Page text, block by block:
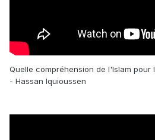
Quelle compréhension de l'Islam pour
- Hassan Iquioussen